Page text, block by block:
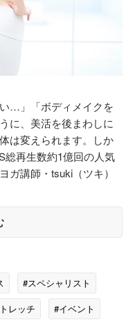
…」「ボディメイクを
に、美活を後まわしに
は変えられます。しか
総再生数約1億回の人気
ガ講師・tsuki（ツキ）
#スペシャリスト
レッチ
#イベント